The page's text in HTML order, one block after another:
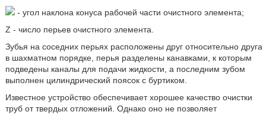
- угол наклона конуса рабочей части очистного элемента;
Z - число перьев очистного элемента.
Зубья на соседних перьях расположены друг относительно друга
в шахматном порядке, перья разделены канавками, к которым
подведены каналы для подачи жидкости, а последним зубом
выполнен цилиндрический поясок с буртиком.
Известное устройство обеспечивает хорошее качество очистки
труб от твердых отложений. Однако оно не позволяет